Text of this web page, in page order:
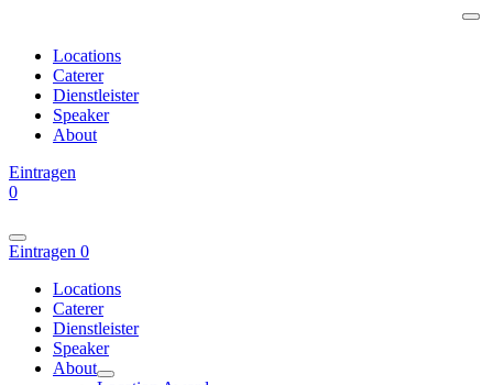
Locations
Caterer
Dienstleister
Speaker
About
Eintragen
0
Eintragen 0
Locations
Caterer
Dienstleister
Speaker
About